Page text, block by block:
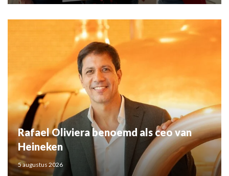
Rafael Oliviera benoemd als ceo van
Heineken
5 augustus 2026